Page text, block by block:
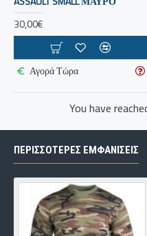
30,00€
Αγορά Τώρα
You have
ΠΕΡΙΣΣΌΤΕΡΕΣ ΕΜΦΑΝΊΣΕΙΣ